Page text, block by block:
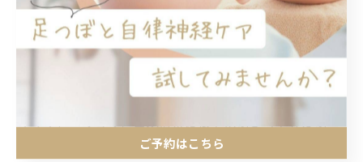
かしたリラクゼーションは、日々の生活に彩りを与えま
す。
リラクゼーションと自然療法の違いと選ぶポイント
リラクゼーションと自然療法は似ているようで異なる点
があります。リラクゼーションは主に心身の緊張を和ら
ご予約はこちら